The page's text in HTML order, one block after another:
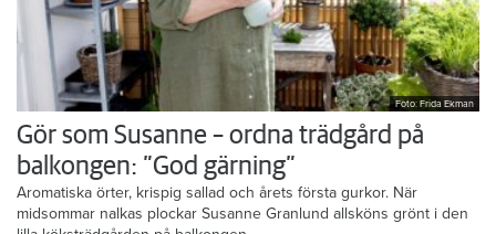
Foto: Frida Ekman
Gör som Susanne – ordna trädgård på
balkongen: ”God gärning”
Aromatiska örter, krispig sallad och årets första gurkor. När
midsommar nalkas plockar Susanne Granlund allsköns grönt i den